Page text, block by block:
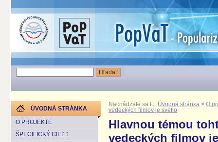
ÚVODNÁ STRÁNKA
O PROJEKTE
ŠPECIFICKÝ CIEĽ 1
Nachádzate sa tu: Úvodná stránka > O
vedeckých filmov je svetlo
Hlavnou témou
vedeckých filmov